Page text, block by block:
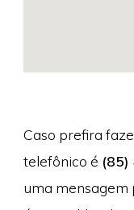
Caso prefira
telefônico é
uma mensagem